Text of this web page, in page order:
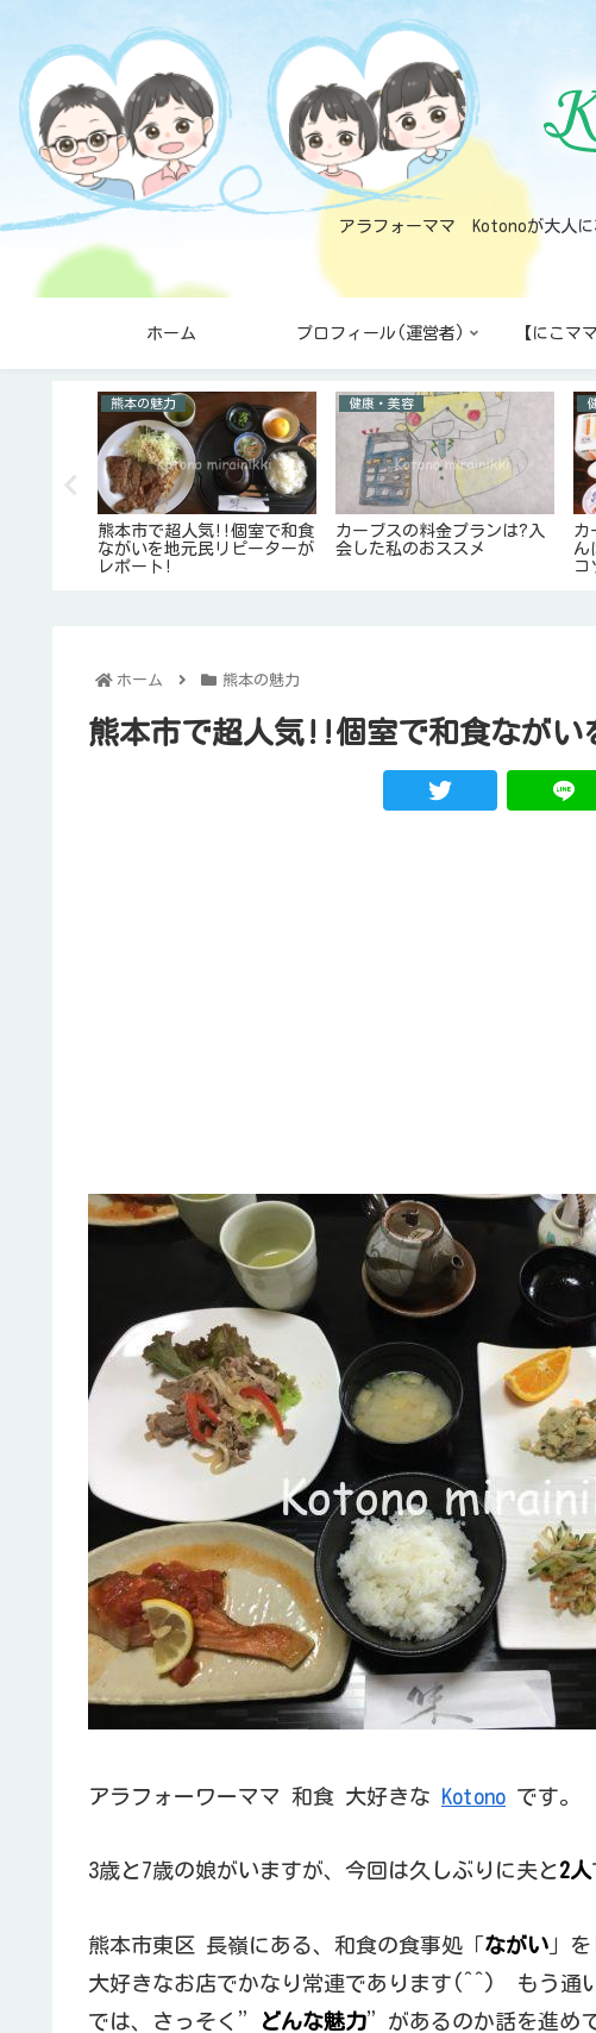
アラフォーママ Kotonoが大人に
ホーム プロフィール(運営者) 【にこマ
熊本の魅力
熊本市で超人気!!個室で和食
ながいを地元民リピーターが
レポート!
健康・美容
カーブスの料金プランは?入
会した私のおススメ
カ
ん
コ
ホーム 熊本の魅力
熊本市で超人気!!個室で和食ながい
アラフォーワーママ 和食 大好きな Kotono です。
3歳と7歳の娘がいますが、今回は久しぶりに夫と2人
熊本市東区 長嶺にある、和食の食事処「ながい 」
大好きなお店でかなり常連であります(^^) もう通
では、さっそく”
どんな魅力”があるのか話を進め